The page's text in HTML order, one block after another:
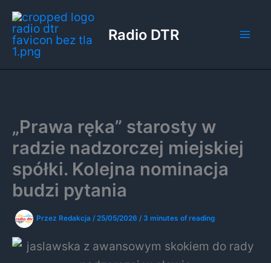
Przejdź
do
treści
Radio DTR
„Prawa ręka” starosty w
radzie nadzorczej miejskiej
spółki. Kolejna nominacja
budzi pytania
Przez Redakcja /25/05/2026 / 3 minutes of reading